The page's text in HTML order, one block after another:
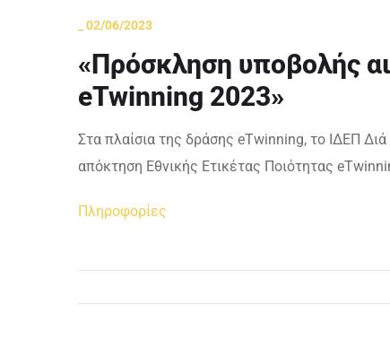
02/06/2023
«Πρόσκληση υποβολής
eTwinning 2023»
Στα πλαίσια της δράσης eTwinning, το ΙΔΕΠ
απόκτηση Εθνικής Ετικέτας Ποιότητας
Πληροφορίες